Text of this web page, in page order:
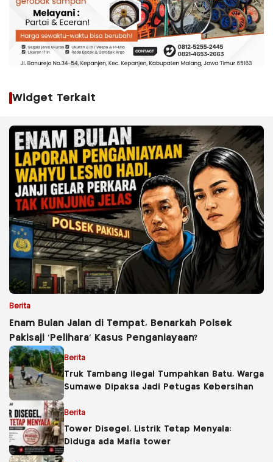
Widget Terkait
Berita
Enam Bulan Jalan di Tempat, Benarkah Polsek
Pakisaji ‘Pelihara’ Kasus Penganiayaan?
Berita
Truk Tambang ilegal Tumpahkan Batu, Warga
Sumawe Dipaksa Jadi Petugas Kebersihan
Berita
Tower Disegel, Listrik Tetap Menyala:
Diduga ada Mafia tower